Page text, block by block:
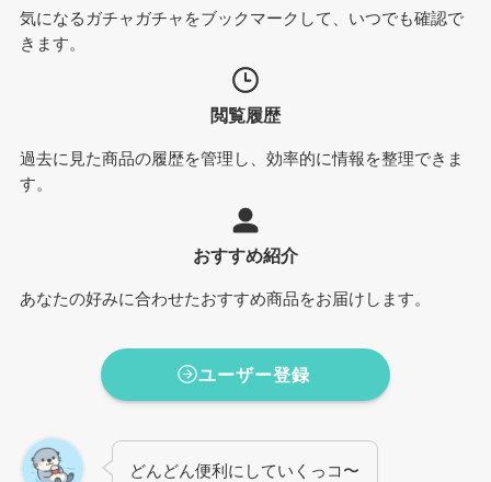
気になるガチャガチャをブックマークして、いつでも確認で
きます。
閲覧履歴
過去に見た商品の履歴を管理し、効率的に情報を整理できま
す。
おすすめ紹介
あなたの好みに合わせたおすすめ商品をお届けします。
ユーザー登録
どんどん便利にしていくっコ〜